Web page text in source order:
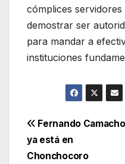
cómplices
demostrar ser
para mandar a
instituciones
Navegación
de
Fernando Camacho
ya está en
Chonchocoro